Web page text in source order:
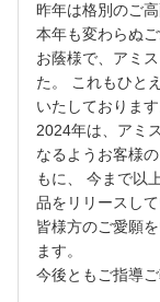
昨年は格別のご
本年も変わらぬ
お蔭様で、アミ
た。 これもひと
いたしております
2024年は、アミ
なるようお客様
もに、 今まで以
品をリリースし
皆様方のご愛願
ます。
今後ともご指導